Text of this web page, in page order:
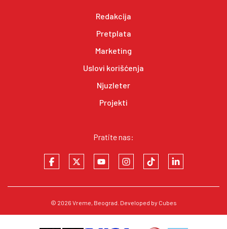
Redakcija
Pretplata
Marketing
Uslovi korišćenja
Njuzleter
Projekti
Pratite nas:
© 2026 Vreme, Beograd. Developed by Cubes